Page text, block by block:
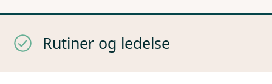
Rutiner og ledelse